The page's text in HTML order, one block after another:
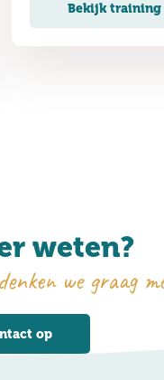
Bekijk training
weten?
we graag
op